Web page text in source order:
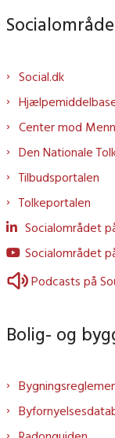
Social.dk
Center mod
Den Nationale
Tilbudsportalen
Tolkeportalen
Socialområdet
Socialområdet
Podcasts på
Bolig- og